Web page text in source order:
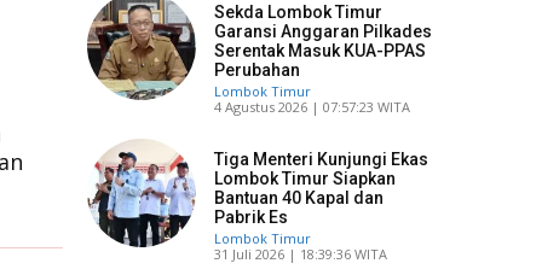
Sekda Lombok Timur
Garansi Anggaran Pilkades
Serentak Masuk KUA-PPAS
Perubahan
Lombok Timur
​4 Agustus 2026 | 07:57:23 WITA
Tiga Menteri Kunjungi Ekas
Lombok Timur Siapkan
Bantuan 40 Kapal dan
Pabrik Es
Lombok Timur
​31 Juli 2026 | 18:39:36 WITA